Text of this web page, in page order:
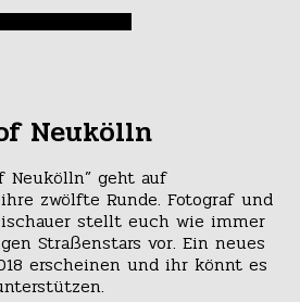
Neukölln
Neukölln” geht auf
zwölfte Runde. Fotograf und
stellt euch wie immer
Straßenstars vor. Ein neues
erscheinen und ihr könnt es